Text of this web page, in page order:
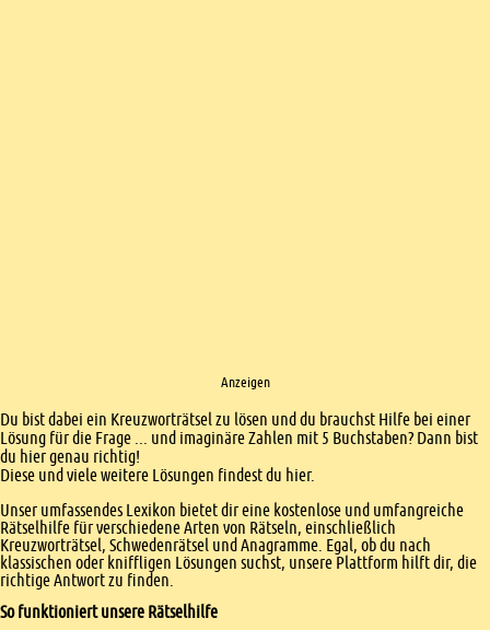
Anzeigen
Einleitung
Du bist dabei ein Kreuzworträtsel zu lösen und du brauchst Hilfe bei einer
Lösung für die Frage ... und imaginäre Zahlen mit 5 Buchstaben? Dann bist
du hier genau richtig!
Diese und viele weitere Lösungen findest du hier.
Unser umfassendes Lexikon bietet dir eine kostenlose und umfangreiche
Rätselhilfe für verschiedene Arten von Rätseln, einschließlich
Kreuzworträtsel, Schwedenrätsel und Anagramme. Egal, ob du nach
klassischen oder kniffligen Lösungen suchst, unsere Plattform hilft dir, die
richtige Antwort zu finden.
So funktioniert unsere Rätselhilfe